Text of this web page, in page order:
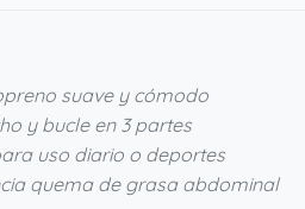
suave y cómodo
y bucle en 3 partes
uso diario o deportes
quema de grasa abdominal